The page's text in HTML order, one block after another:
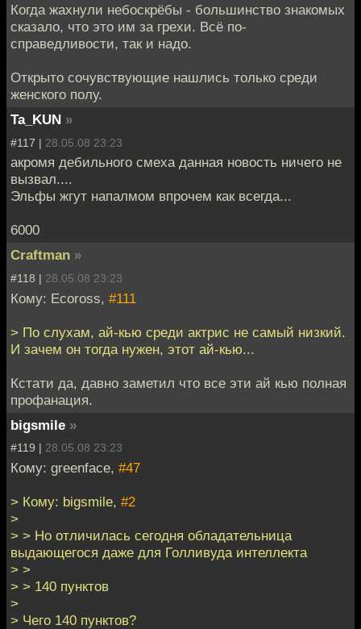
Когда жахнули небоскрёбы - большинство знакомых
сказало, что это им за грехи. Всё по-
справедливости, так и надо.
Открыто сочувствующие нашлись только среди
женского полу.
Ta_KUN »
#117 | 28.05.08 23:23
акромя дебильного смеха данная новость ничего не
вызвал....
Эльфы жгут напалмом впрочем как всегда...
6000
Craftman »
#118 | 28.05.08 23:23
Кому: Ecoross, #111
> По слухам, ай-кью среди актрис не самый низкий.
И зачем он тогда нужен, этот ай-кью...
Кстати да, давно заметил что все эти ай кью полная
профанация.
bigsmile »
#119 | 28.05.08 23:23
Кому: greenface, #47
> Кому: bigsmile, #2
>
> > Но отличилась сегодня обладательница
выдающегося даже для Голливуда интеллекта
> >
> > 140 пунктов
>
> Чего 140 пунктов?